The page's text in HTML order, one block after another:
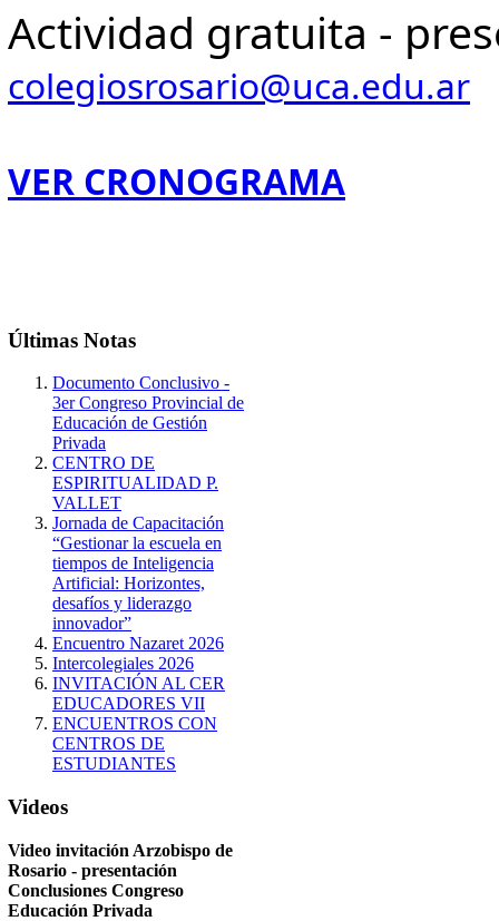
Actividad gratuita -
colegiosrosario@uca.edu.ar
VER CRONOGRAMA
Últimas Notas
Documento Conclusivo -
3er Congreso Provincial de
Educación de Gestión
Privada
CENTRO DE
ESPIRITUALIDAD P.
VALLET
Jornada de Capacitación
“Gestionar la escuela en
tiempos de Inteligencia
Artificial: Horizontes,
desafíos y liderazgo
innovador”
Encuentro Nazaret 2026
Intercolegiales 2026
INVITACIÓN AL CER
EDUCADORES VII
ENCUENTROS CON
CENTROS DE
ESTUDIANTES
Videos
Video invitación Arzobispo de
Rosario - presentación
Conclusiones Congreso
Educación Privada